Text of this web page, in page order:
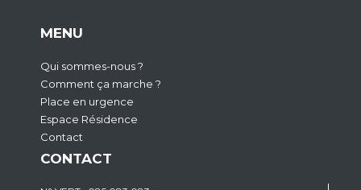
MENU
Qui sommes-nous ?
Comment ça marche ?
Place en urgence
Espace Résidence
Contact
CONTACT